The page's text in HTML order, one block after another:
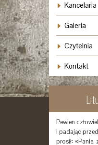
Kancelaria
Galeria
Czytelnia
Kontakt
Pewien
i padając
prosił: